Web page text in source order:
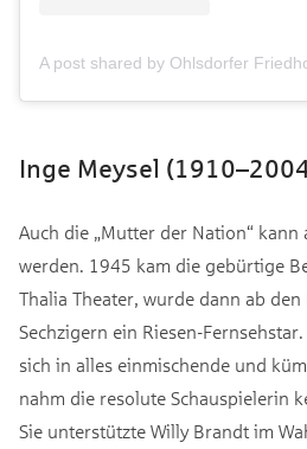
A post shared by Ohlsdorfer
Inge Meysel
Auch die „Mutter der Nation“
werden. 1945 kam die gebürtige
Thalia Theater, wurde dann ab
Sechzigern ein Riesen-
sich in alles einmischende und
nahm die resolute Schauspielerin
Sie unterstützte Willy Brandt im